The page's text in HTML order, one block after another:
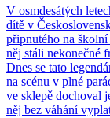
V osmdesátých
dítě v
připnutého na
něj stáli nekonečné
Dnes se tato
na scénu v plné
ve sklepě dochoval
něj bez váhání